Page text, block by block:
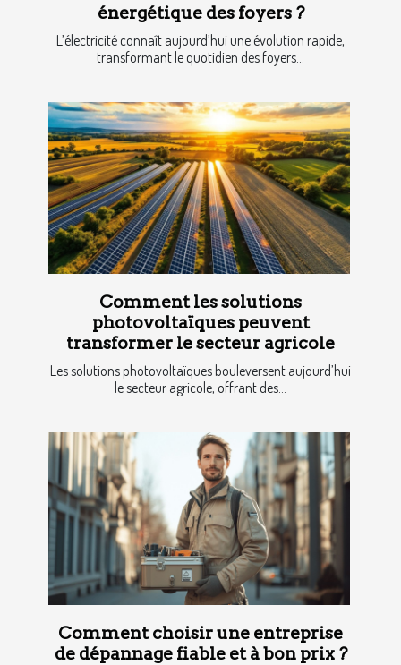
énergétique des foyers ?
L’électricité connaît aujourd’hui une évolution rapide,
transformant le quotidien des foyers...
Comment les solutions
photovoltaïques peuvent
transformer le secteur agricole
Les solutions photovoltaïques bouleversent aujourd’hui
le secteur agricole, offrant des...
Comment choisir une entreprise
de dépannage fiable et à bon prix ?